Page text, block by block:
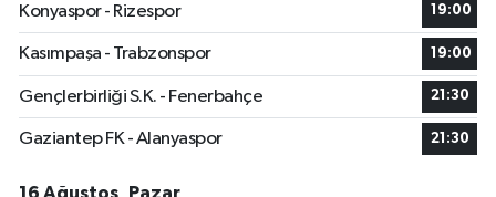
Konyaspor - Rizespor
19:00
Kasımpaşa - Trabzonspor 19:00
Gençlerbirliği S.K. - Fenerbahçe 21:30
Gaziantep FK - Alanyaspor 21:30
16 Ağustos, Pazar